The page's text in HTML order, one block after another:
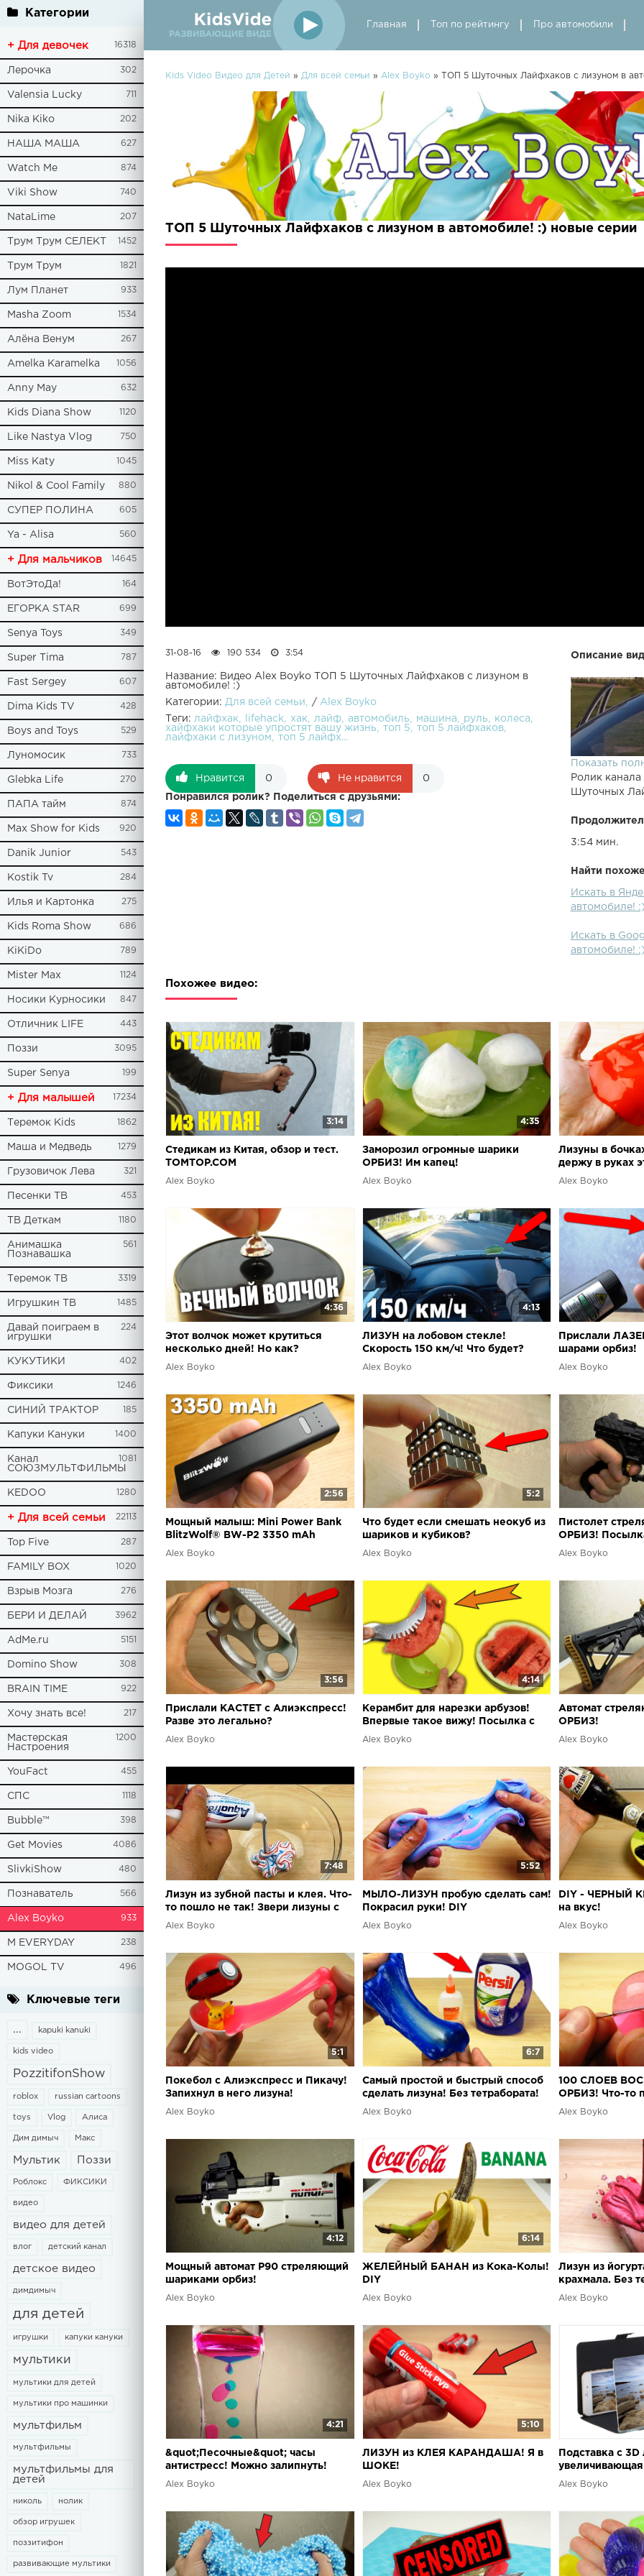
Категории
+ Для девочек 16318
Лерочка 302
Valensia Lucky 711
Nika Kiko 202
НАША МАША 627
Watch Me 874
Viki Show 740
NataLime 207
Трум Трум СЕЛЕКТ 1452
Трум Трум 1821
Лум Планет 933
Masha Zoom 1534
Алёна Венум 267
Amelka Karamelka 1056
Anny May 632
Kids Diana Show 1120
Like Nastya Vlog 750
Miss Katy 1045
Nikol & Cool Family 880
СУПЕР ПОЛИНА 605
Ya - Alisa 560
+ Для мальчиков 14645
ВотЭтоДа! 164
ЕГОРКА STAR 699
Senya Toys 349
Super Tima 787
Fast Sergey 607
Dima Kids TV 428
Boys and Toys 529
Луномосик 733
Glebka Life 270
ПАПА тайм 874
Max Show for Kids 920
Danik Junior 543
Kostik Tv 284
Илья и Картонка 275
Kids Roma Show 686
KiKiDo 789
Mister Max 1124
Носики Курносики 847
Отличник LIFE 443
Поззи 3095
Super Senya 199
+ Для малышей 17234
Теремок Kids 1862
Маша и Медведь 1279
Грузовичок Лева 321
Песенки ТВ 453
ТВ Деткам 1180
Анимашка
Познавашка
561
Теремок ТВ 3319
Игрушкин ТВ 1485
Давай поиграем в
игрушки
224
КУКУТИКИ 402
Фиксики 1246
СИНИЙ ТРАКТОР 185
Капуки Кануки 1400
Канал
СОЮЗМУЛЬТФИЛЬМЫ
1081
KEDOO 1280
+ Для всей семьи 22113
Top Five 287
FAMILY BOX 1020
Взрыв Мозга 276
БЕРИ И ДЕЛАЙ 3962
AdMe.ru 5151
Domino Show 308
BRAIN TIME 922
Хочу знать все! 217
Мастерская
Настроения
1200
YouFact 455
СПС 1118
Bubble™ 398
Get Movies 4086
SlivkiShow 480
Познаватель 566
Alex Boyko 933
M EVERYDAY 238
MOGOL TV 496
Ключевые теги
... kapuki kanuki
kids video
PozzitifonShow
roblox russian cartoons
toys Vlog Алиса
Дим димыч Макс
Мультик Поззи
Роблокс ФИКСИКИ
видео
видео для детей
влог детский канал
детское видео
димдимыч
для детей
игрушки капуки кануки
мультики
мультики для детей
мультики про машинки
мультфильм
мультфильмы
мультфильмы для
детей
николь нолик
обзор игрушек
поззитифон
развивающие мультики
Главная Топ по рейтингу Про автомобили
Kids Video Видео для Детей » Для всей семьи » Alex Boyko » ТОП 5 Шуточных Лайфхаков с лизуном в
ТОП 5 Шуточных Лайфхаков с лизуном в автомобиле! :) новые серии
Описание
➤ Канал
участия в
ВК2.
интересных
товаров из
продавца
Aliexpress,
Показать
Ролик канала
Шуточных
3:54 мин.
Найти
Искать в
автомобиле! :)
Искать в
автомобиле! :)
31-08-16 190 534 3:54
Название: Видео Alex Boyko ТОП 5 Шуточных Лайфхаков с лизуном в
автомобиле! :)
Категории: Для всей семьи / Alex Boyko
Теги: лайфхак lifehack хак лайф автомобиль машина руль
колеса
хайфхаки которые упростят вашу жизнь
топ 5
топ 5 лайфхаков
лайфхаки с лизуном
топ 5 лайфх...
Нравится 0 Не нравится 0
Понравился ролик? Поделиться с друзьями:
Похожее видео:
3:14
Стедикам из Китая, обзор и тест.
TOMTOP.COM
Alex Boyko
4:35
Заморозил огромные шарики
ОРБИЗ! Им капец!
Alex Boyko
Лизуны в
держу в руках
Alex Boyko
4:36
Этот волчок может крутиться
несколько дней! Но как?
Alex Boyko
4:13
ЛИЗУН на лобовом стекле!
Скорость 150 км/ч! Что будет?
Alex Boyko
Прислали
шарами орбиз!
Alex Boyko
2:56
Мощный малыш: Mini Power Bank
BlitzWolf® BW-P2 3350 mAh
Alex Boyko
5:2
Что будет если смешать неокуб из
шариков и кубиков?
Alex Boyko
Пистолет
ОРБИЗ!
Alex Boyko
3:56
Прислали КАСТЕТ с Алиэкспресс!
Разве это легально?
Alex Boyko
4:14
Керамбит для нарезки арбузов!
Впервые такое вижу! Посылка с
Алиэкспресс
Alex Boyko
Автомат
ОРБИЗ!
Alex Boyko
7:48
Лизун из зубной пасты и клея. Что-
то пошло не так! Звери лизуны с
Алиэкспресс
Alex Boyko
5:52
МЫЛО-ЛИЗУН пробую сделать сам!
Покрасил руки! DIY
Alex Boyko
DIY - ЧЕРНЫЙ
на вкус!
Alex Boyko
5:1
Покебол с Алиэкспресс и Пикачу!
Запихнул в него лизуна!
Alex Boyko
6:7
Самый простой и быстрый способ
сделать лизуна! Без тетрабората!
DIY своими руками
Alex Boyko
100 СЛОЕВ
ОРБИЗ! Что-то
Alex Boyko
4:12
Мощный автомат P90 стреляющий
шариками орбиз!
Alex Boyko
6:14
ЖЕЛЕЙНЫЙ БАНАН из Кока-Колы!
DIY
Alex Boyko
Лизун из
крахмала. Без
Alex Boyko
4:21
&quot;Песочные&quot; часы
антистресс! Можно залипнуть!
Alex Boyko
5:10
ЛИЗУН из КЛЕЯ КАРАНДАША! Я в
ШОКЕ!
Alex Boyko
Подставка с 3D
alex boyko
Alex Boyko